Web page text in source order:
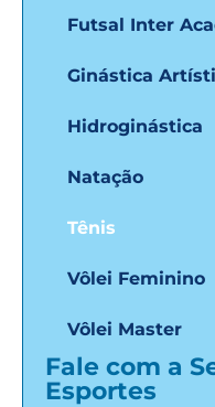
Futsal Inter
Ginástica
Hidroginástica
Natação
Tênis
Vôlei Feminino
Vôlei Master
Fale com a
Esportes